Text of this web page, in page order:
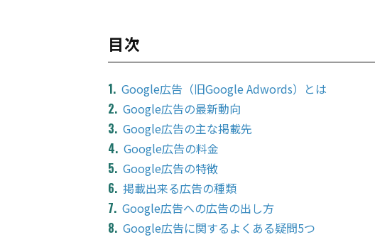
目次
Google広告（旧Google Adwords）とは
Google広告の最新動向
Google広告の主な掲載先
Google広告の料金
Google広告の特徴
掲載出来る広告の種類
Google広告への広告の出し方
Google広告に関するよくある疑問5つ